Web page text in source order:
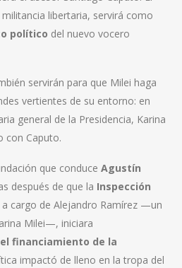
libertaria, servirá como
político del nuevo vocero
servirán para que Milei haga
vertientes de su entorno: en
general de la Presidencia, Karina
con Caputo.
que conduce Agustín
después de que la Inspección
a cargo de Alejandro Ramírez —un
Milei—, iniciara
financiamiento de la
impactó de lleno en la tropa del